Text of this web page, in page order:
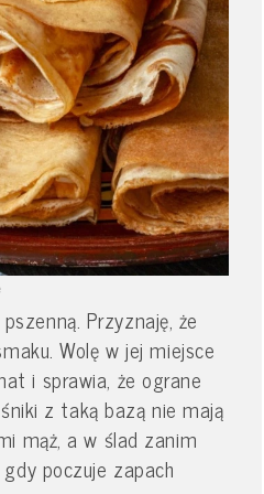
Przyznaję, że
Wolę w jej miejsce
i sprawia, że ograne
z taką bazą nie mają
mąż, a w ślad zanim
poczuje zapach